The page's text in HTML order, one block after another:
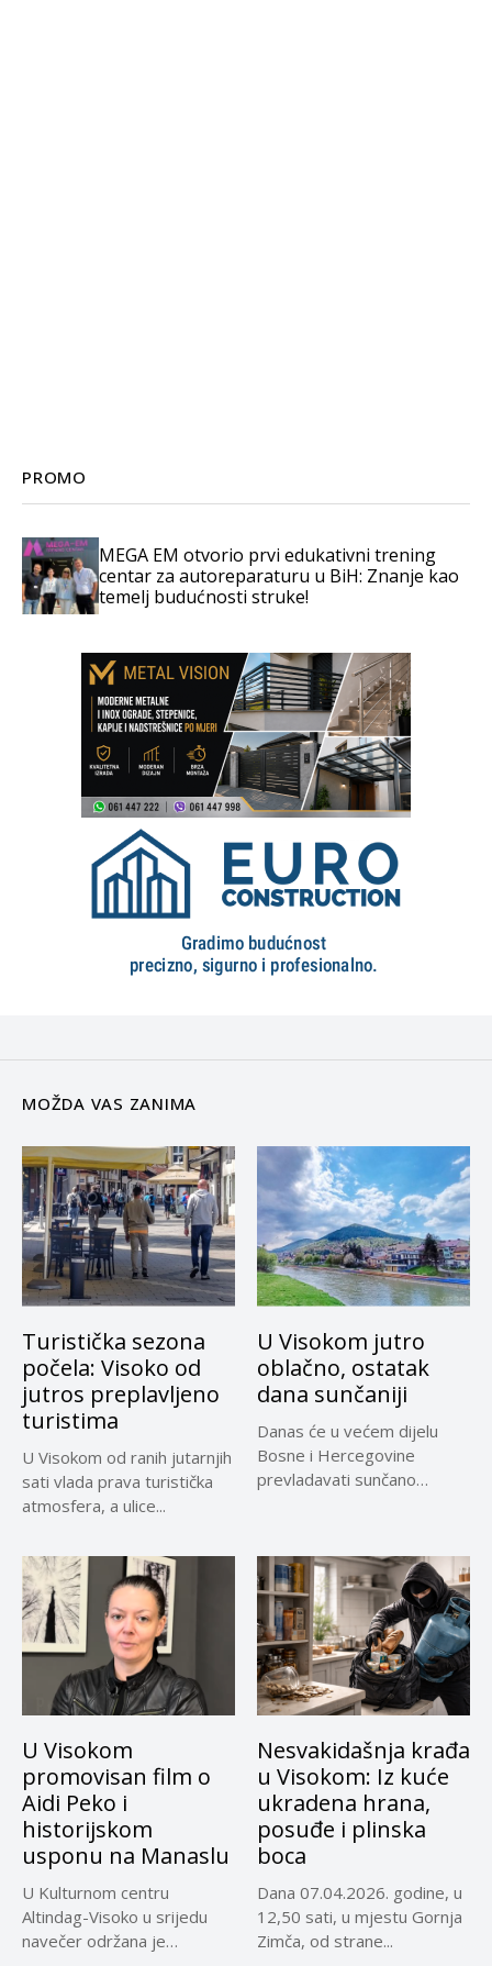
PROMO
MEGA EM otvorio prvi edukativni trening
centar za autoreparaturu u BiH: Znanje kao
temelj budućnosti struke!
MOŽDA VAS ZANIMA
Turistička sezona
počela: Visoko od
jutros preplavljeno
turistima
U Visokom od ranih jutarnjih
sati vlada prava turistička
atmosfera, a ulice...
U Visokom jutro
oblačno, ostatak
dana sunčaniji
Danas će u većem dijelu
Bosne i Hercegovine
prevladavati sunčano
U Visokom
promovisan film o
Aidi Peko i
historijskom
usponu na Manaslu
U Kulturnom centru
Altindag-Visoko u srijedu
navečer održana je
Nesvakidašnja krađa
u Visokom: Iz kuće
ukradena hrana,
posuđe i plinska
boca
Dana 07.04.2026. godine, u
12,50 sati, u mjestu Gornja
Zimča, od strane...